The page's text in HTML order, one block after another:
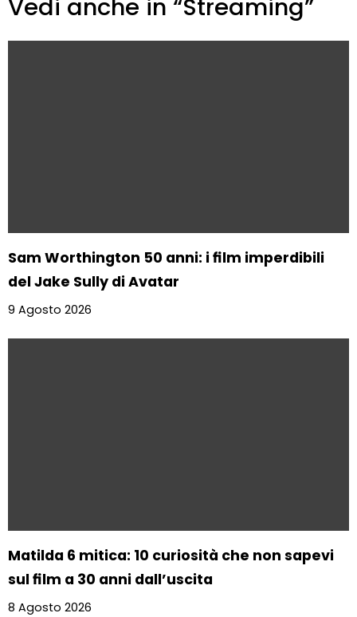
Vedi anche in “Streaming”
Sam Worthington 50 anni: i film imperdibili
del Jake Sully di Avatar
9 Agosto 2026
Matilda 6 mitica: 10 curiosità che non sapevi
sul film a 30 anni dall’uscita
8 Agosto 2026